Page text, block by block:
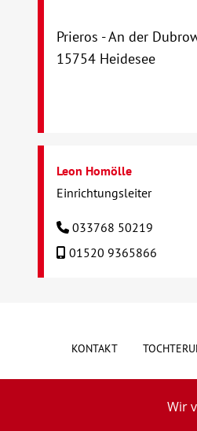
Wir
Prieros - An der
15754 Heidesee
Leon Homölle
Einrichtungsleiter
033768 50219
01520 9365866
KONTAKT